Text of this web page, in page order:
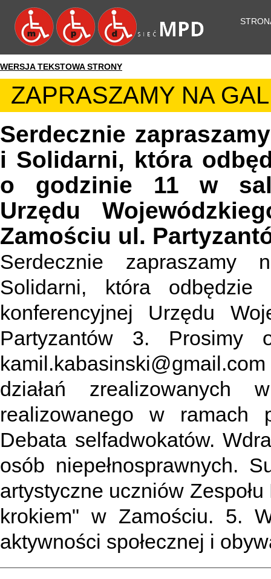
WERSJA TEKSTOWA STRONY
ZAPRASZAMY NA
Serdecznie
i Solidarni, która
o godzinie 11 w
Urzędu
Zamościu ul.
Serdecznie
Solidarni, która
konferencyjnej Urzędu
Partyzantów 3. Prosimy
działań
realizowanego w ramach
Debata selfadwokatów.
osób niepełnosprawnych.
artystyczne uczniów
krokiem" w Zamościu. 5.
aktywności społecznej i